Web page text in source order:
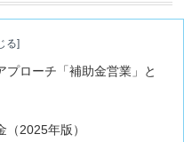
プローチ「補助金営業」と
2025年版）